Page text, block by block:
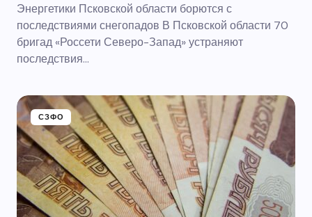
Энергетики Псковской области борются с
последствиями снегопадов В Псковской области 70
бригад «Россети Северо-Запад» устраняют
последствия…
СЗФО